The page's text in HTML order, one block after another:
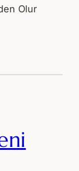
Olur